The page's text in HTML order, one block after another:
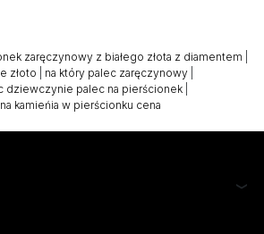
zaręczynowy z białego złota z diamentem
złoto
na który palec zaręczynowy|
dziewczynie palec na pierścionek
kamieńia w pierścionku cena